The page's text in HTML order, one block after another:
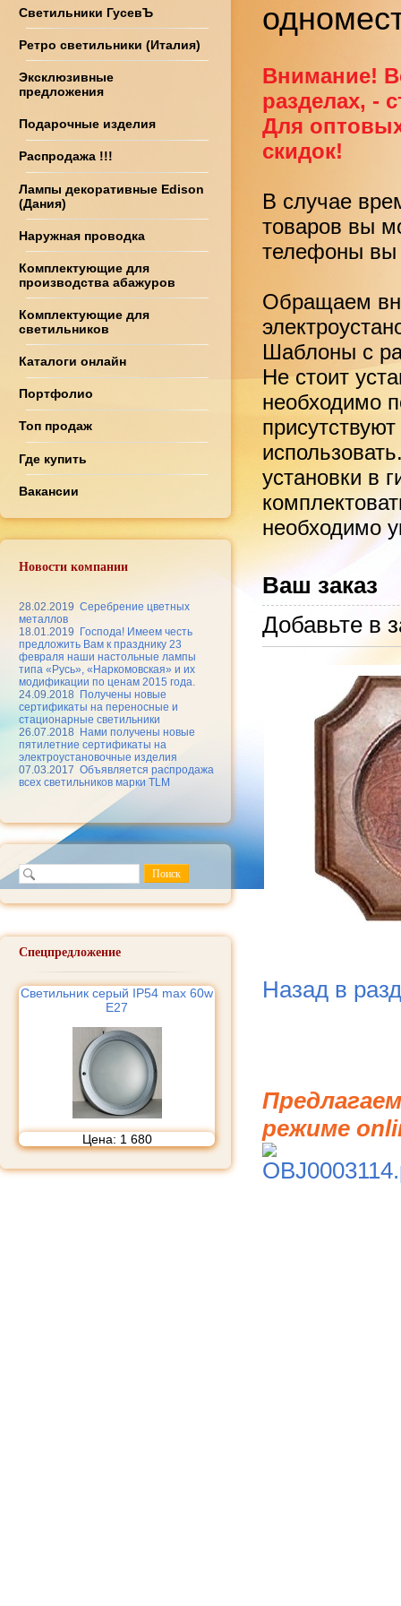
Светильники ГусевЪ
Ретро светильники (Италия)
Эксклюзивные
предложения
Подарочные изделия
Распродажа !!!
Лампы декоративные Edison
(Дания)
Наружная проводка
Комплектующие для
производства абажуров
Комплектующие для
светильников
Каталоги онлайн
Портфолио
Топ продаж
Где купить
Вакансии
Новости компании
28.02.2019 Серебрение цветных
металлов
18.01.2019
Господа! Имеем честь
предложить Вам к празднику 23
февраля наши настольные лампы
типа «Русь», «Наркомовская» и их
модификации по ценам 2015 года.
24.09.2018
Получены новые
сертификаты на переносные и
стационарные светильники
26.07.2018
Нами получены новые
пятилетние сертификаты на
электроустановочные изделия
07.03.2017 Объявляется распродажа
всех светильников марки TLM
Спецпредложение
Cветильник серый IP54 max 60w
E27
Цена: 1 680
Внимание!
разделах, -
Для
скидок!
В случае
товаров вы
телефоны вы
Обращаем
Шаблоны с
Не стоит
необходимо
установки в
необходимо
Ваш заказ
Добавьте в
Назад в
режиме